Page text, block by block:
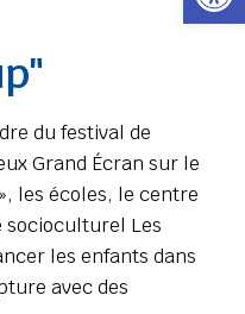
du festival de
Grand Écran sur le
les écoles, le centre
socioculturel Les
les enfants dans
avec des